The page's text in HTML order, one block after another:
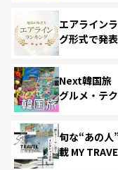
エアライン
グ形式で発表
Next韓国旅
グルメ・テ
旬な“あの人
載 MY